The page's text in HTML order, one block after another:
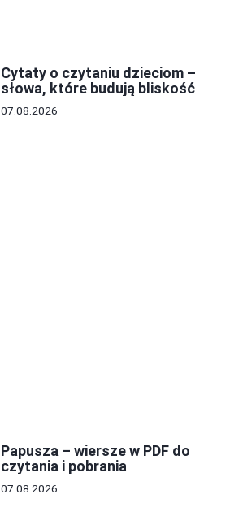
Cytaty o czytaniu dzieciom –
słowa, które budują bliskość
07.08.2026
Papusza – wiersze w PDF do
czytania i pobrania
07.08.2026